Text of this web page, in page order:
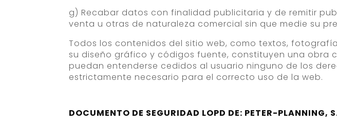
g) Recabar datos con finalidad publicitaria y de remitir
venta u otras de naturaleza comercial sin que medie su
Todos los contenidos del sitio web, como textos,
su diseño gráfico y códigos fuente, constituyen una obra
puedan entenderse cedidos al usuario ninguno de los
estrictamente necesario para el correcto uso de la web.
DOCUMENTO DE SEGURIDAD LOPD DE: PETER-PLANNING,